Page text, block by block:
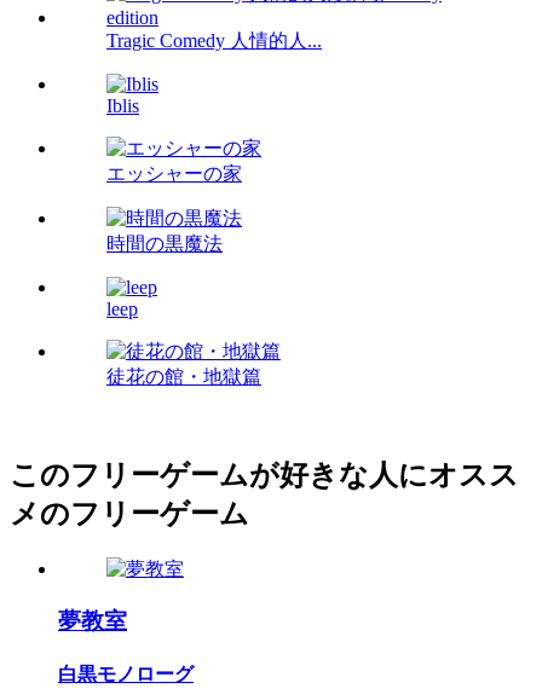
Tragic Comedy 人情的人...
Iblis
エッシャーの家
時間の黒魔法
leep
徒花の館・地獄篇
このフリーゲームが好きな人にオスス
メのフリーゲーム
夢教室
白黒モノローグ